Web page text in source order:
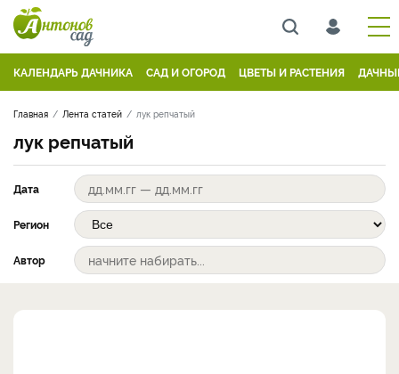
КАЛЕНДАРЬ ДАЧНИКА САД И ОГОРОД ЦВЕТЫ И РАСТЕНИЯ
Главная Лента статей лук репчатый
лук репчатый
Дата
Регион
Автор